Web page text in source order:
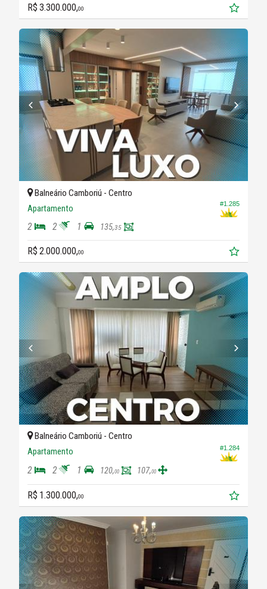
R$ 3.300.000,00
#1.285
Balneário Camboriú - Centro
Apartamento
2 2 1 135,35
R$ 2.000.000,00
#1.284
Balneário Camboriú - Centro
Apartamento
2 2 1 120,00 107,00
R$ 1.300.000,00